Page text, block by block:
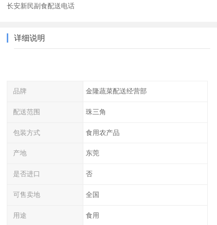
长安新民副食配送电话
详细说明
品牌 金隆蔬菜配送经营部
配送范围 珠三角
包装方式 食用农产品
产地 东莞
是否进口 否
可售卖地 全国
用途 食用